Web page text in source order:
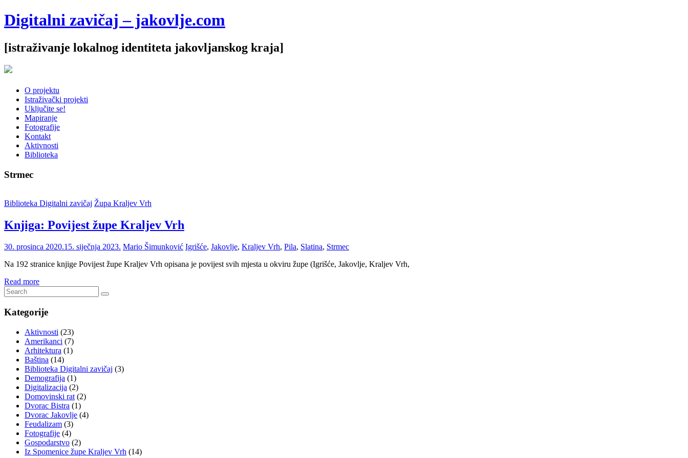
Digitalni zavičaj – jakovlje.com
[istraživanje lokalnog identiteta jakovljanskog kraja]
O projektu
Istraživački projekti
Uključite se!
Mapiranje
Fotografije
Kontakt
Aktivnosti
Biblioteka
Strmec
Biblioteka Digitalni zavičaj Župa Kraljev Vrh
Knjiga: Povijest župe Kraljev Vrh
30. prosinca 2020.15. siječnja 2023. Mario Šimunković Igrišće, Jakovlje, Kraljev Vrh, Pila, Slatina, Strmec
Na 192 stranice knjige Povijest župe Kraljev Vrh opisana je povijest svih mjesta u okviru župe (Igrišće, Jakovlje, Kraljev Vrh,
Read more
Kategorije
Aktivnosti (23)
Amerikanci (7)
Arhitektura (1)
Baština (14)
Biblioteka Digitalni zavičaj (3)
Demografija (1)
Digitalizacija (2)
Domovinski rat (2)
Dvorac Bistra (1)
Dvorac Jakovlje (4)
Feudalizam (3)
Fotografije (4)
Gospodarstvo (2)
Iz Spomenice župe Kraljev Vrh (14)